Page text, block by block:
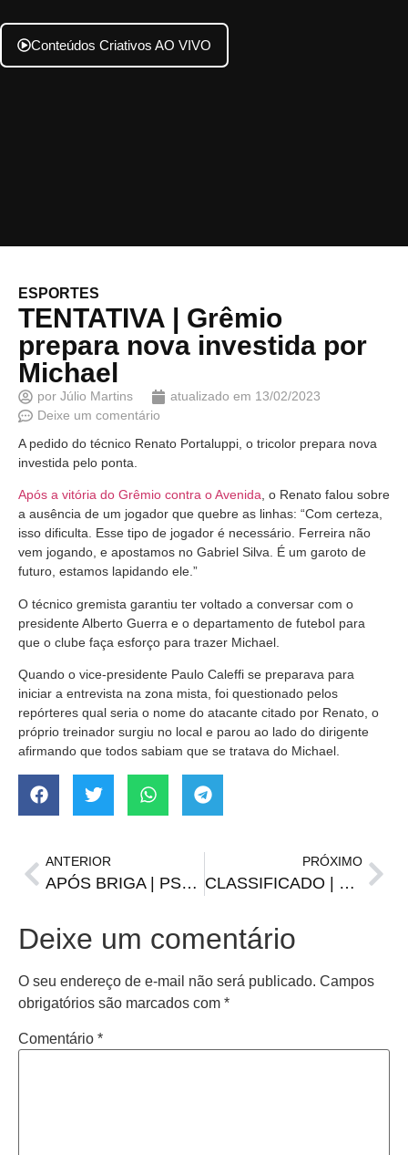
Conteúdos Criativos AO VIVO
ESPORTES
TENTATIVA | Grêmio
prepara nova investida por
Michael
por Júlio Martins atualizado em 13/02/2023
Deixe um comentário
A pedido do técnico Renato Portaluppi, o tricolor prepara nova
investida pelo ponta.
Após a vitória do Grêmio contra o Avenida, o Renato falou sobre
a ausência de um jogador que quebre as linhas: “Com certeza,
isso dificulta. Esse tipo de jogador é necessário. Ferreira não
vem jogando, e apostamos no Gabriel Silva. É um garoto de
futuro, estamos lapidando ele.”
O técnico gremista garantiu ter voltado a conversar com o
presidente Alberto Guerra e o departamento de futebol para
que o clube faça esforço para trazer Michael.
Quando o vice-presidente Paulo Caleffi se preparava para
iniciar a entrevista na zona mista, foi questionado pelos
repórteres qual seria o nome do atacante citado por Renato, o
próprio treinador surgiu no local e parou ao lado do dirigente
afirmando que todos sabiam que se tratava do Michael.
ANTERIOR
APÓS BRIGA | PSG estaria planejando negociar Neymar
PRÓXIMO
CLASSIFICADO | Grêmio avança à semifinal do Gauchão
Deixe um comentário
O seu endereço de e-mail não será publicado. Campos
obrigatórios são marcados com *
Comentário *